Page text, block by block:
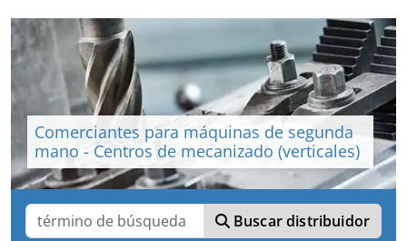
Comerciantes para máquinas de segunda
mano - Centros de mecanizado (verticales)
Buscar distribuidor